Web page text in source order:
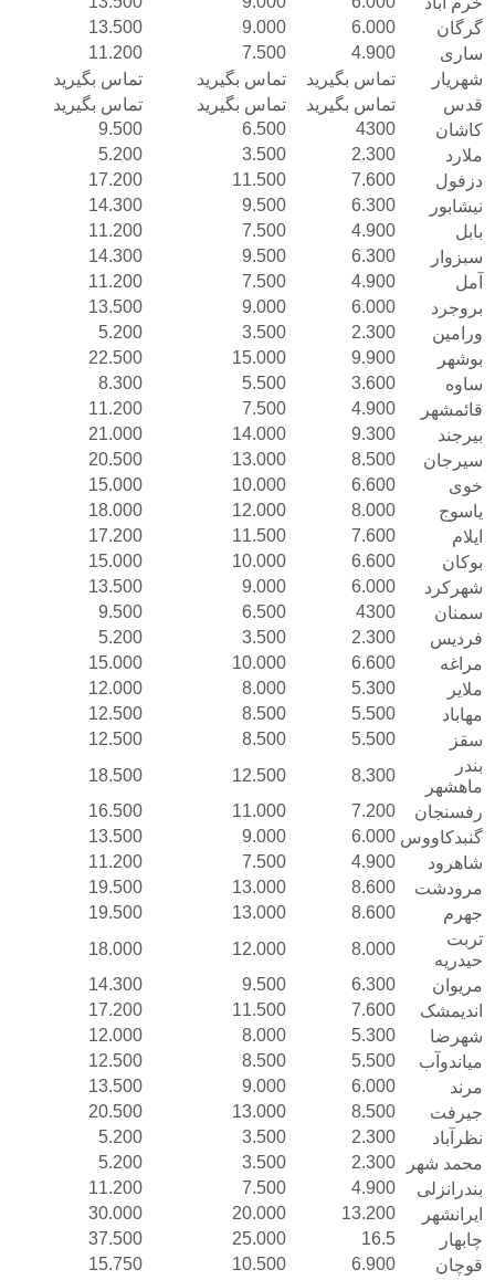
گرگان
6.000
9.000
13.500
ساری
4.900
7.500
11.200
شهریار
تماس بگیرید تماس بگیرید
تماس بگیرید
قدس
تماس بگیرید تماس بگیرید
تماس بگیرید
کاشان
4300
6.500
9.500
ملارد
2.300
3.500
5.200
دزفول
7.600
11.500
17.200
نیشابور
6.300
9.500
14.300
بابل
4.900
7.500
11.200
سبزوار
6.300
9.500
14.300
آمل
4.900
7.500
11.200
بروجرد
6.000
9.000
13.500
ورامین
2.300
3.500
5.200
بوشهر
9.900
15.000
22.500
ساوه
3.600
5.500
8.300
قائمشهر
4.900
7.500
11.200
بیرجند
9.300
14.000
21.000
سیرجان
8.500
13.000
20.500
خوی
6.600
10.000
15.000
یاسوج
8.000
12.000
18.000
ایلام
7.600
11.500
17.200
بوکان
6.600
10.000
15.000
شهرکرد
6.000
9.000
13.500
سمنان
4300
6.500
9.500
فردیس
2.300
3.500
5.200
مراغه
6.600
10.000
15.000
ملایر
5.300
8.000
12.000
مهاباد
5.500
8.500
12.500
سقز
5.500
8.500
12.500
بندر
ماهشهر
8.300
12.500
18.500
رفسنجان
7.200
11.000
16.500
گنبدکاووس 6.000
9.000
13.500
شاهرود
4.900
7.500
11.200
مرودشت
8.600
13.000
19.500
جهرم
8.600
13.000
19.500
تربت
حیدریه
8.000
12.000
18.000
مریوان
6.300
9.500
14.300
اندیمشک
7.600
11.500
17.200
شهرضا
5.300
8.000
12.000
میاندوآب
5.500
8.500
12.500
مرند
6.000
9.000
13.500
جیرفت
8.500
13.000
20.500
نظرآباد
2.300
3.500
5.200
محمد شهر
2.300
3.500
5.200
بندرانزلی
4.900
7.500
11.200
ایرانشهر
13.200
20.000
30.000
چابهار
16.5
25.000
37.500
قوچان
6.900
10.500
15.750